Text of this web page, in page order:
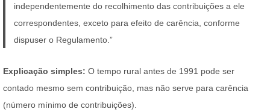
independentemente do recolhimento das contribuições a ele
correspondentes, exceto para efeito de carência, conforme
dispuser o Regulamento.”
Explicação simples: O tempo rural antes de 1991 pode ser
contado mesmo sem contribuição, mas não serve para carência
(número mínimo de contribuições).